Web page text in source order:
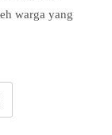
warga yang